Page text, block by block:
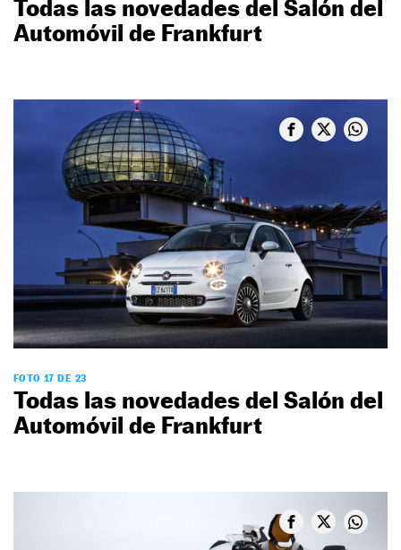
Todas las novedades del Salón del
Automóvil de Frankfurt
FOTO 17 DE 23
Todas las novedades del Salón del
Automóvil de Frankfurt